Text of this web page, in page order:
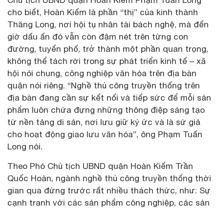
cho biết, Hoàn Kiếm là phần “thị” của kinh thành
Thăng Long, nơi hội tụ nhân tài bách nghệ, mà đến
giờ dấu ấn đó vẫn còn đậm nét trên từng con
đường, tuyến phố, trở thành một phần quan trọng,
không thể tách rời trong sự phát triển kinh tế – xã
hội nói chung, công nghiệp văn hóa trên địa bàn
quận nói riêng. “Nghề thủ công truyền thống trên
địa bàn đang cần sự kết nối và tiếp sức để mỗi sản
phẩm luôn chứa đựng những thông điệp sáng tạo
từ nền tảng di sản, nơi lưu giữ ký ức và là sứ giả
cho hoạt động giao lưu văn hóa”, ông Phạm Tuấn
Long nói.
Theo Phó Chủ tịch UBND quận Hoàn Kiếm Trần
Quốc Hoàn, ngành nghề thủ công truyền thống thời
gian qua đứng trước rất nhiều thách thức, như: Sự
cạnh tranh với các sản phẩm công nghiệp, các sản